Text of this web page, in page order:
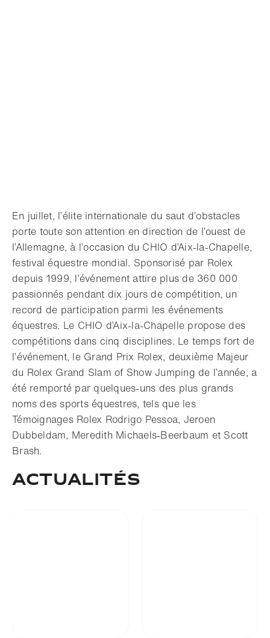
En juillet, l’élite internationale du saut d’obstacles
porte toute son attention en direction de l’ouest de
l’Allemagne, à l’occasion du CHIO d’Aix-la-Chapelle,
festival équestre mondial. Sponsorisé par Rolex
depuis 1999, l’événement attire plus de 360 000
passionnés pendant dix jours de compétition, un
record de participation parmi les événements
équestres. Le CHIO d’Aix-la-Chapelle propose des
compétitions dans cinq disciplines. Le temps fort de
l’événement, le Grand Prix Rolex, deuxième Majeur
du Rolex Grand Slam of Show Jumping de l’année, a
été remporté par quelques-uns des plus grands
noms des sports équestres, tels que les
Témoignages Rolex Rodrigo Pessoa, Jeroen
Dubbeldam, Meredith Michaels-Beerbaum et Scott
Brash.
ACTUALITÉS